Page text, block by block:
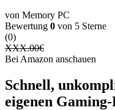
von Memory PC
Bewertung 0 von 5 Sterne
(0)
XXX.00€
Bei Amazon anschauen
Schnell,
eigenen